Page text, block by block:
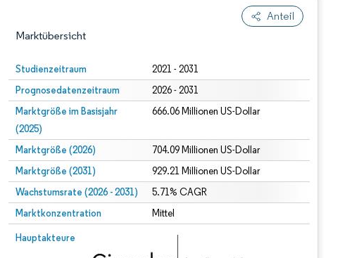
Anteil
Marktübersicht
Studienzeitraum 2021 - 2031
Prognosedatenzeitraum 2026 - 2031
Marktgröße im Basisjahr
(2025)
666.06 Millionen US-Dollar
Marktgröße (2026) 704.09 Millionen US-Dollar
Marktgröße (2031) 929.21 Millionen US-Dollar
Wachstumsrate (2026 - 2031) 5.71% CAGR
Marktkonzentration Mittel
Hauptakteure
Bild © Mordor Intelligence. Wiederverwendung erfordert Namensnennung gemäß CC BY 4.0.
erfordert Namensnennung gemäß CC BY 4.0.